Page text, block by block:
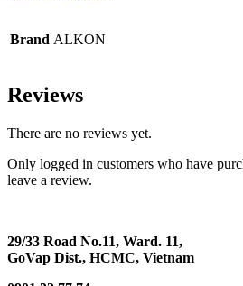
Brand ALKON
Reviews
There are no reviews yet.
Only logged in customers who have
leave a review.
29/33 Road No.11, Ward. 11,
GoVap Dist., HCMC, Vietnam